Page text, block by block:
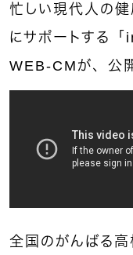
忙しい現代人の
にサポートする「
WEB-CMが、公
全国のがんばる